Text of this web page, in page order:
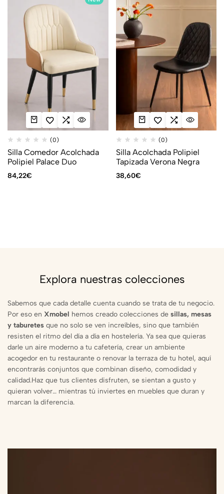
(0)
Silla Comedor Acolchada
Polipiel Palace Duo
84,22€
(0)
Silla Acolchada Polipiel
Tapizada Verona Negra
38,60€
Explora nuestras colecciones
Sabemos que cada detalle cuenta cuando se trata de tu negocio.
Por eso en Xmobel hemos creado colecciones de sillas, mesas
y taburetes que no solo se ven increíbles, sino que también
resisten el ritmo del día a día en hostelería. Ya sea que quieras
darle un aire moderno a tu cafetería, crear un ambiente
acogedor en tu restaurante o renovar la terraza de tu hotel, aquí
encontrarás conjuntos que combinan diseño, comodidad y
calidad.Haz que tus clientes disfruten, se sientan a gusto y
quieran volver… mientras tú inviertes en muebles que duran y
marcan la diferencia.